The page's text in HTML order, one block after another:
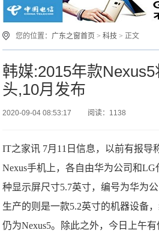
您的位置： 广东之窗首页 >科技 > 正文
韩媒:2015年款
头,10月发布
2020-09-04 08:53:17 阅读：1138
IT之家讯 7月11日信息，以前有报导
Nexus手机上，各自由华为公司和
种显示屏尺寸5.7英寸，编号为华为
生产的则是一款5.2英寸的机器设备
仍为Nexus5。除此之外，今日上午